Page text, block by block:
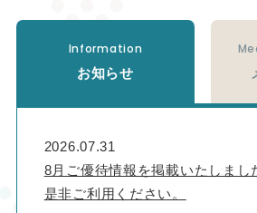
Information
お知らせ
2026.07.31
8月ご優待情報を掲載いたしまし
是非ご利用ください。